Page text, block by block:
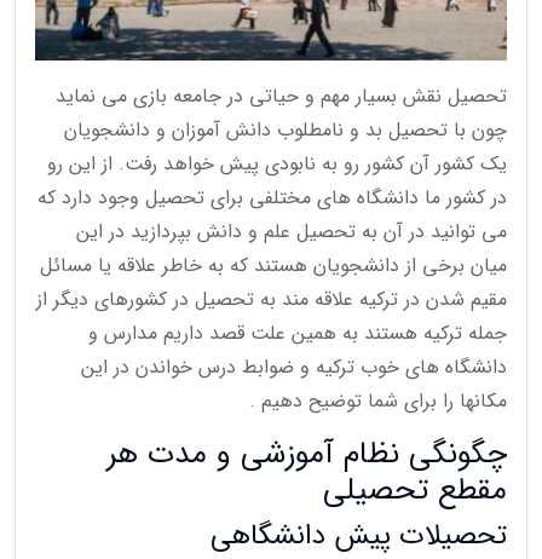
تحصیل نقش بسیار مهم و حیاتی در جامعه بازی می نماید
چون با تحصیل بد و نامطلوب دانش آموزان و دانشجویان
یک کشور آن کشور رو به نابودی پیش خواهد رفت. از این رو
در کشور ما دانشگاه های مختلفی برای تحصیل وجود دارد که
می توانید در آن به تحصیل علم و دانش بپردازید در این
میان برخی از دانشجویان هستند که به خاطر علاقه یا مسائل
مقیم شدن در ترکیه علاقه مند به تحصیل در کشورهای دیگر از
جمله ترکیه هستند به همین علت قصد داریم مدارس و
دانشگاه های خوب ترکیه و ضوابط درس خواندن در این
مکانها را برای شما توضیح دهیم .
چگونگی نظام آموزشی و مدت هر
مقطع تحصیلی
تحصیلات پیش دانشگاهی